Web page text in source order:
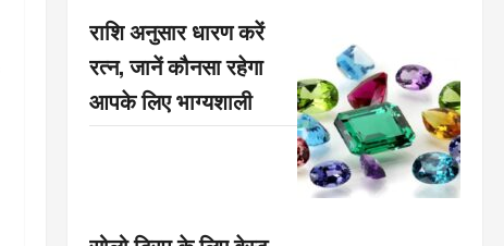
राशि अनुसार धारण करें
रत्न, जानें कौनसा रहेगा
आपके लिए भाग्यशाली